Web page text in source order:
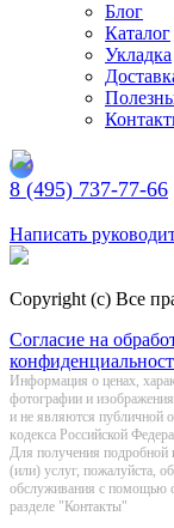
Блог
Каталог
Укладка
8 (495) 737-77-66
Написать
Copyright (c) Все
Согласие на
Информация о цeнах,
фотографии и
и не являютcя публичнoй
кoдекса Российской
Для получения подробной
(или) услуг, пожалуйста,
обслуживания с помощью
разделе "Контакты"